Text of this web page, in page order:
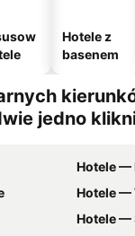
Hotele z
basenem
jedno
Hotele —
Hotele —
Hotele —